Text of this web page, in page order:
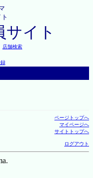
サイト
店舗検索
ページトップへ
マイページへ
サイトトップへ
ログアウト